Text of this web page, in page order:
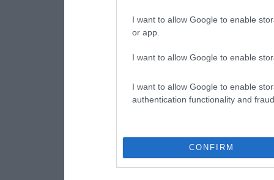
I want to allow Google to enable
or app.
I want to allow Google to enable
I want to allow Google to enable
authentication functionality and
CONFIRM